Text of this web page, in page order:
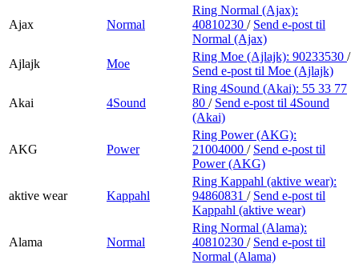
Ajax Normal
Ring Normal (Ajax):
40810230 / Send e-post til
Normal (Ajax)
Ajlajk
Moe
Ring Moe (Ajlajk): 90233530 /
Send e-post til Moe (Ajlajk)
Akai 4Sound
Ring 4Sound (Akai): 55 33 77
80 / Send e-post til 4Sound
(Akai)
AKG Power
Ring Power (AKG):
21004000 / Send e-post til
Power (AKG)
aktive wear Kappahl
Ring Kappahl (aktive wear):
94860831 / Send e-post til
Kappahl (aktive wear)
Alama Normal
Ring Normal (Alama):
40810230 / Send e-post til
Normal (Alama)